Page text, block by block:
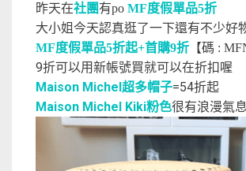
昨天在社團有po MF度假單品5折
大小姐今天認真逛了一下還有不少好
MF度假單品5折起+首購9折 【碼 :
9折可以用新帳號買就可以在折扣喔
Maison Michel超多帽子=54折起
Maison Michel Kiki粉色很有浪漫氣息